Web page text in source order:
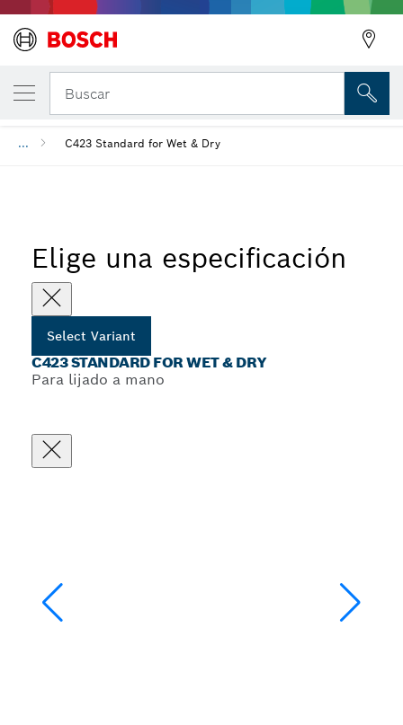
Buscar
... C423 Standard for Wet & Dry
Elige una especificación
Select Variant
C423 STANDARD FOR WET & DRY
Para lijado a mano
C423 Standard for Wet & Dry